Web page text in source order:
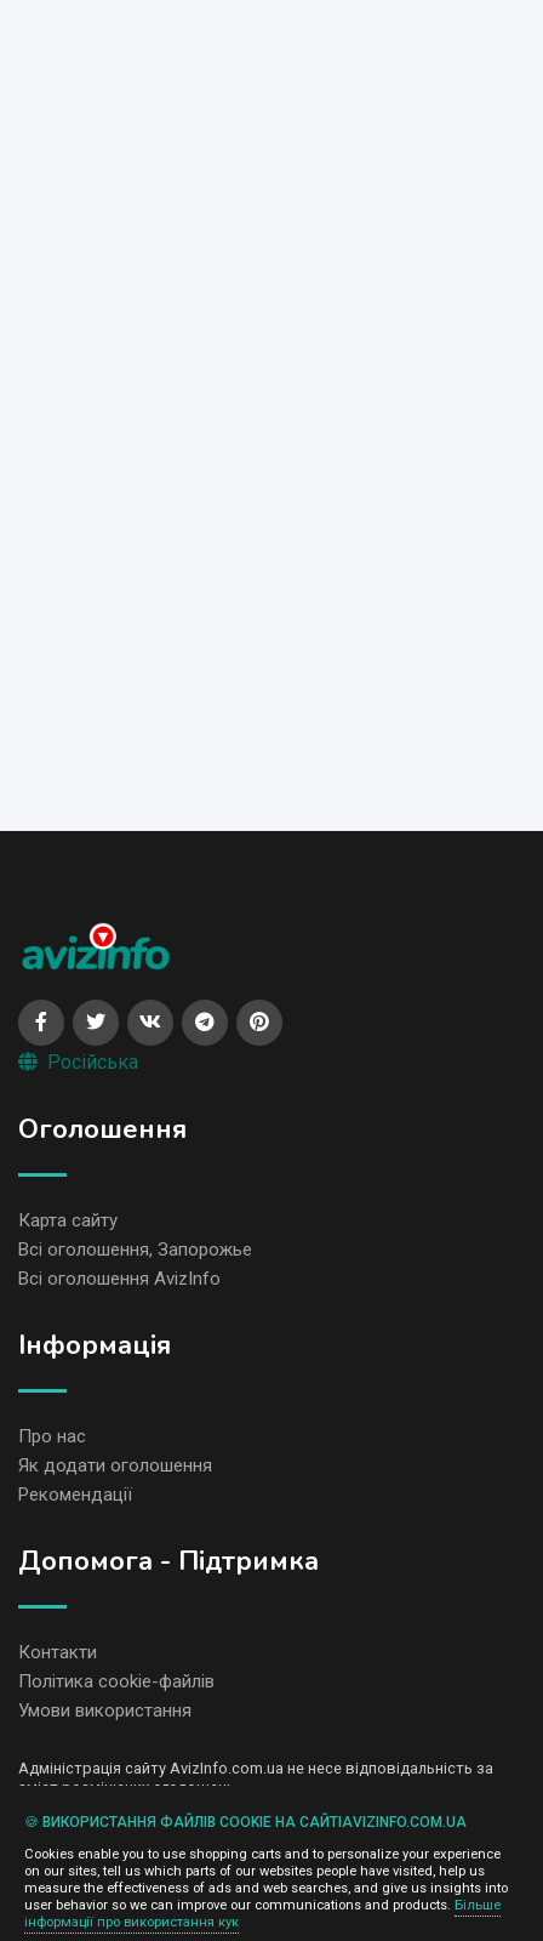
Російська
Оголошення
Карта сайту
Всі оголошення, Запорожье
Всі оголошення AvizInfo
Iнформація
Про нас
Як додати оголошення
Рекомендації
Допомога - Підтримка
Контакти
Політика cookie-файлів
Умови використання
Адміністрація сайту AvizInfo.com.ua не несе відповідальність за
зміст розміщених оголошень.
і не продаємо особисту інформацію зареєстрованих користувачів
AvizInfo.com.ua третім особам. Ми не відповідаємо за правила
конфіденційності сайтів на які посилається AvizInfo.com.ua. На
деяких сторінках нашого сайту представлена реклама Google
Adsense Advertising Network. Щоб дізнатися детальніше про
правила конфіденційності Google
🍪 ВИКОРИСТАННЯ ФАЙЛІВ COOKIE НА САЙТІAVIZINFO.COM.UA
Cookies enable you to use shopping carts and to personalize your experience
on our sites, tell us which parts of our websites people have visited, help us
measure the effectiveness of ads and web searches, and give us insights into
user behavior so we can improve our communications and products. Більше
інформації про використання кук